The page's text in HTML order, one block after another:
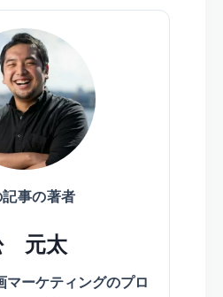
事の著者
元太
ーケティングのプロ